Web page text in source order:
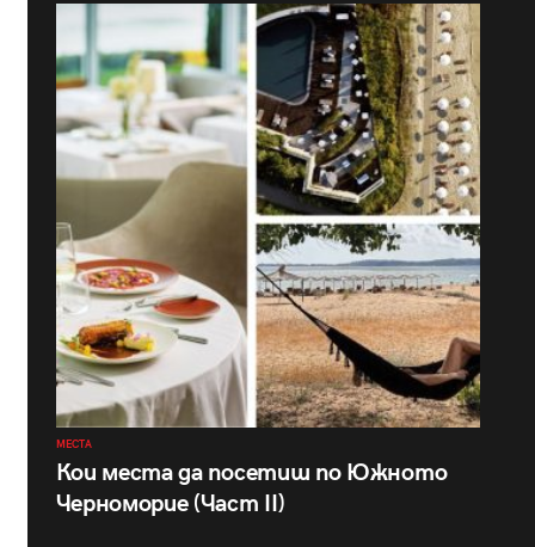
МЕСТА
Кои места да посетиш по Южното
Черноморие (Част II)